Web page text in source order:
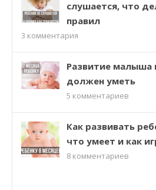
слушается, что
правил
3 комментария
Развитие малыша
должен уметь
5 комментариев
Как развивать
что умеет и как
8 комментариев